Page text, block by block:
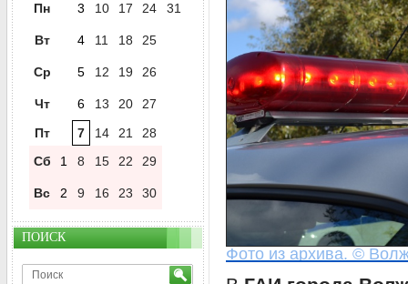
Фото из архива. ©
Пн 3 10 17 24 31
Вт 4 11 18 25
Ср 5 12 19 26
Чт 6 13 20
27
Пт
7 14 21
28
Сб
1 8 15 22 29
Вс 2 9 16 23 30
ПОИСК